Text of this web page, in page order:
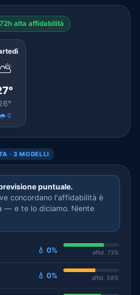
alta affidabilità
🌧️ 0
· 3 MODELLI
puntuale.
concordano l'affidabilità è
— e te lo diciamo. Niente
💧 0% affid. 73%
💧 0% affid. 58%